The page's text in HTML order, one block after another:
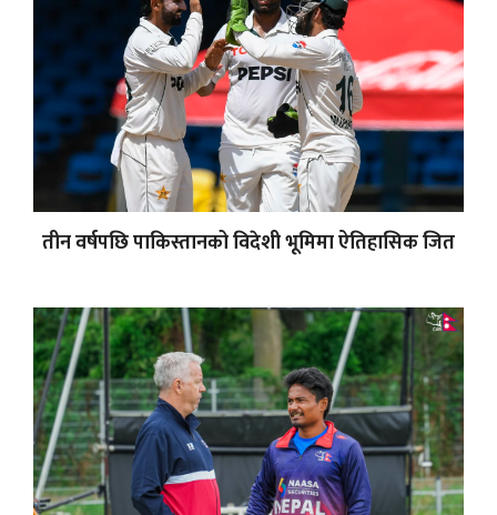
तीन वर्षपछि पाकिस्तानको विदेशी भूमिमा ऐतिहासिक जित